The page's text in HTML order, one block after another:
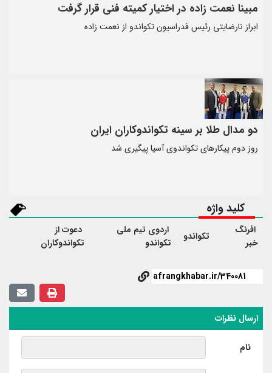
مبینا نعمت زاده در اختیار کمیته فنی قرار گرفت
ابراز نارضایتی رئیس فدراسیون تکواندو از نعمت زاده
دو مدال طلا بر سینه تکواندوکاران ایران
روز دوم پیکارهای تکواندوی آسیا پیگیری شد
کلید واژه
افرنگ
خبر
تکواندو
اردوی تیم ملی
تکواندو
دعوت از
تکواندوکاران
ارسال نظرات
نام